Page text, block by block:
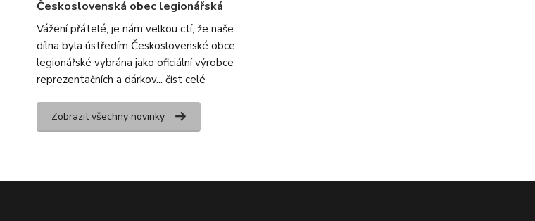
Československá obec legionářská
Vážení přátelé, je nám velkou ctí, že naše
dílna byla ústředím Československé obce
legionářské vybrána jako oficiální výrobce
reprezentačních a dárkov... číst celé
Zobrazit všechny novinky